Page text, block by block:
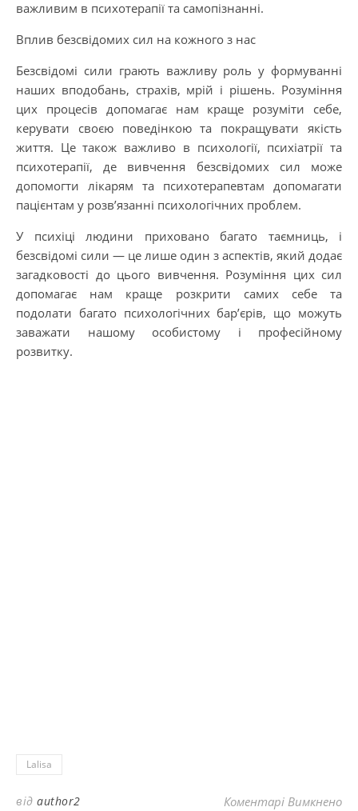
важливим в психотерапії та самопізнанні.
Вплив безсвідомих сил на кожного з нас
Безсвідомі сили грають важливу роль у формуванні
наших вподобань, страхів, мрій і рішень. Розуміння
цих процесів допомагає нам краще розуміти себе,
керувати своєю поведінкою та покращувати якість
життя. Це також важливо в психології, психіатрії та
психотерапії, де вивчення безсвідомих сил може
допомогти лікарям та психотерапевтам допомагати
пацієнтам у розв’язанні психологічних проблем.
У психіці людини приховано багато таємниць, і
безсвідомі сили — це лише один з аспектів, який додає
загадковості до цього вивчення. Розуміння цих сил
допомагає нам краще розкрити самих себе та
подолати багато психологічних бар’єрів, що можуть
заважати нашому особистому і професійному
розвитку.
Lalisa
від author2 Коментарі Вимкненодо